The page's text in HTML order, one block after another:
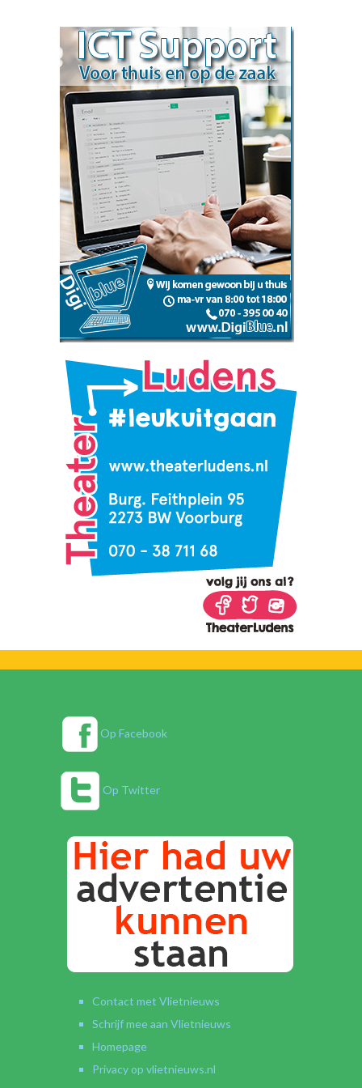
Op Facebook
Op Twitter
Contact met Vlietnieuws
Schrijf mee aan Vlietnieuws
Homepage
Privacy op vlietnieuws.nl